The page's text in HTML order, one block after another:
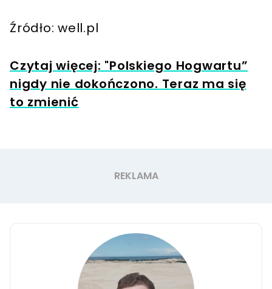
Źródło: well.pl
Czytaj więcej: "Polskiego Hogwartu”
nigdy nie dokończono. Teraz ma się
to zmienić